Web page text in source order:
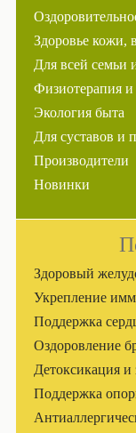
Здоровье кожи,
Для всей семьи
Физиотерапия
Экология быта
Для суставов и
Производители
Новинки
Здоровый
Укрепление
Поддержка
Оздоровление
Детоксикация и
Поддержка